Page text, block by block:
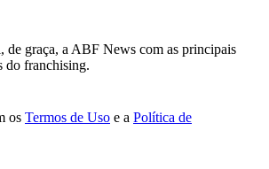
de graça, a ABF News com as principais
do franchising.
os Termos de Uso e a Política de